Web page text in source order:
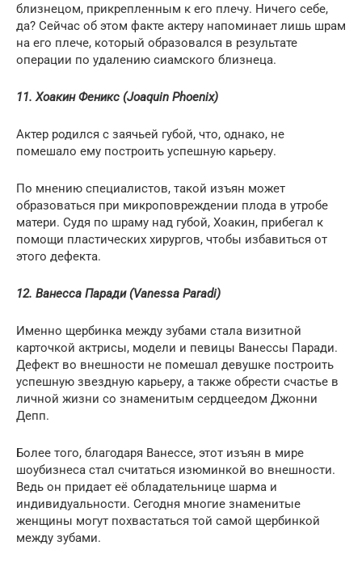
близнецом, прикрепленным к его плечу. Ничего себе,
да? Сейчас об этом факте актеру напоминает лишь шрам
на его плече, который образовался в результате
операции по удалению сиамского близнеца.
11. Хоакин Феникс (Joaquin Phoenix)
Актер родился с заячьей губой, что, однако, не
помешало ему построить успешную карьеру.
По мнению специалистов, такой изъян может
образоваться при микроповреждении плода в утробе
матери. Судя по шраму над губой, Хоакин, прибегал к
помощи пластических хирургов, чтобы избавиться от
этого дефекта.
12. Ванесса Паради (Vanessa Paradi)
Именно щербинка между зубами стала визитной
карточкой актрисы, модели и певицы Ванессы Паради.
Дефект во внешности не помешал девушке построить
успешную звездную карьеру, а также обрести счастье в
личной жизни со знаменитым сердцеедом Джонни
Депп.
Более того, благодаря Ванессе, этот изъян в мире
шоубизнеса стал считаться изюминкой во внешности.
Ведь он придает её обладательнице шарма и
индивидуальности. Сегодня многие знаменитые
женщины могут похвастаться той самой щербинкой
между зубами.